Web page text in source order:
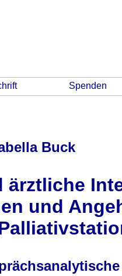
Spenden
Buck
ärztliche
und